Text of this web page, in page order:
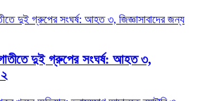
দুই গ্রুপের সংঘর্ষ: আহত ৩,